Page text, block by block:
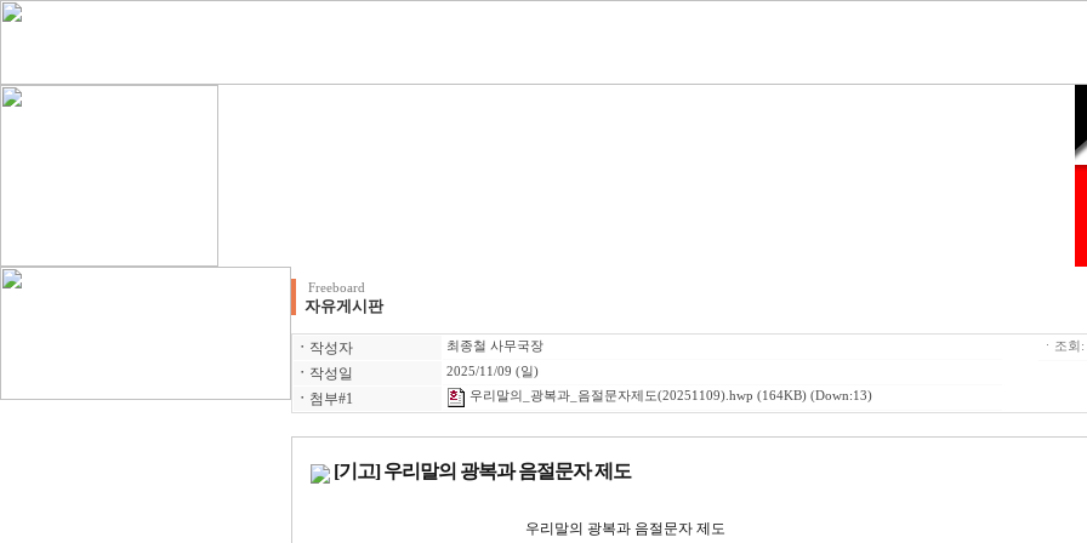
Freeboard
자유게시판
ㆍ 작성자 최종철 사무국장
ㆍ 작성일 2025/11/09 (일)
ㆍ 첨부#1 우리말의_광복과_음절문자제도(20251109).hwp (164KB) (Down:13)
ㆍ조
[기고] 우리말의 광복과 음절문자 제도
우리말의 광복과 음절문자 제도